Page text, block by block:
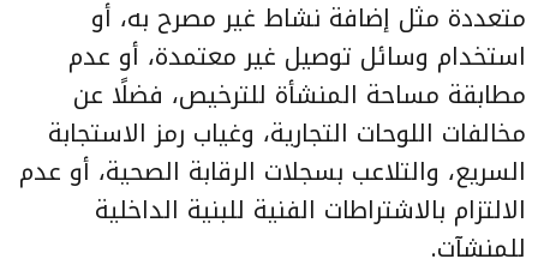
متعددة مثل إضافة نشاط غير مصرح به، أو
استخدام وسائل توصيل غير معتمدة، أو عدم
مطابقة مساحة المنشأة للترخيص، فضلًا عن
مخالفات اللوحات التجارية، وغياب رمز الاستجابة
السريع، والتلاعب بسجلات الرقابة الصحية، أو عدم
الالتزام بالاشتراطات الفنية للبنية الداخلية
للمنشآت.